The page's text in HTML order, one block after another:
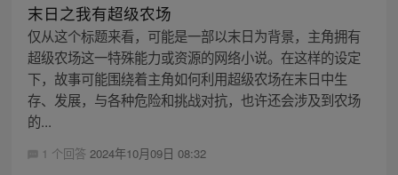
末日之我有超级农场
仅从这个标题来看，可能是一部以末日为背景，主角拥有
超级农场这一特殊能力或资源的网络小说。在这样的设定
下，故事可能围绕着主角如何利用超级农场在末日中生
存、发展，与各种危险和挑战对抗，也许还会涉及到农场
的...
1 个回答 2024年10月09日 08:32